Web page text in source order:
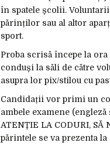
în spatele școlii.
părinților sau al altor
sport.
Proba scrisă începe la
conduși la săli de către
asupra lor pix/stilou cu
Candidații vor primi un
ambele examene
ATENȚIE LA CODURI,
părintele se va prezenta